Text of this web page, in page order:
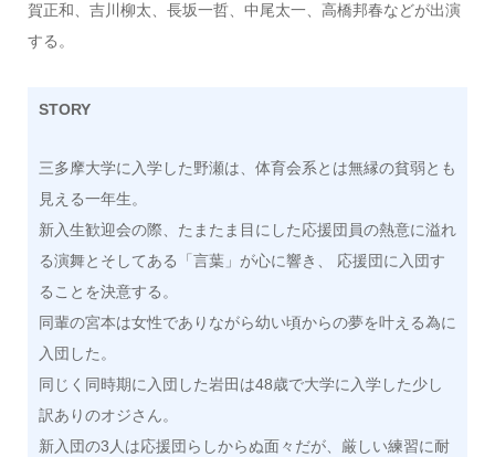
賀正和、吉川柳太、長坂一哲、中尾太一、高橋邦春などが出演
する。
STORY
三多摩大学に入学した野瀬は、体育会系とは無縁の貧弱とも
見える一年生。
新入生歓迎会の際、たまたま目にした応援団員の熱意に溢れ
る演舞とそしてある「言葉」が心に響き、 応援団に入団す
ることを決意する。
同輩の宮本は女性でありながら幼い頃からの夢を叶える為に
入団した。
同じく同時期に入団した岩田は48歳で大学に入学した少し
訳ありのオジさん。
新入団の3人は応援団らしからぬ面々だが、厳しい練習に耐